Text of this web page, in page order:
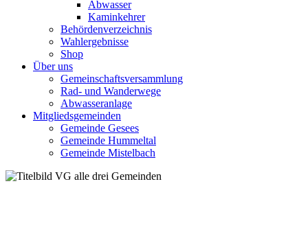
Abwasser
Kaminkehrer
Behördenverzeichnis
Wahlergebnisse
Shop
Über uns
Gemeinschaftsversammlung
Rad- und Wanderwege
Abwasseranlage
Mitgliedsgemeinden
Gemeinde Gesees
Gemeinde Hummeltal
Gemeinde Mistelbach